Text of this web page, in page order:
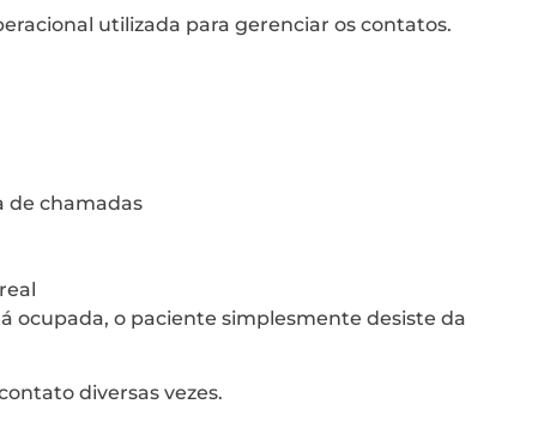
utilizada para gerenciar os contatos.
de chamadas
ocupada, o paciente simplesmente desiste da
diversas vezes.